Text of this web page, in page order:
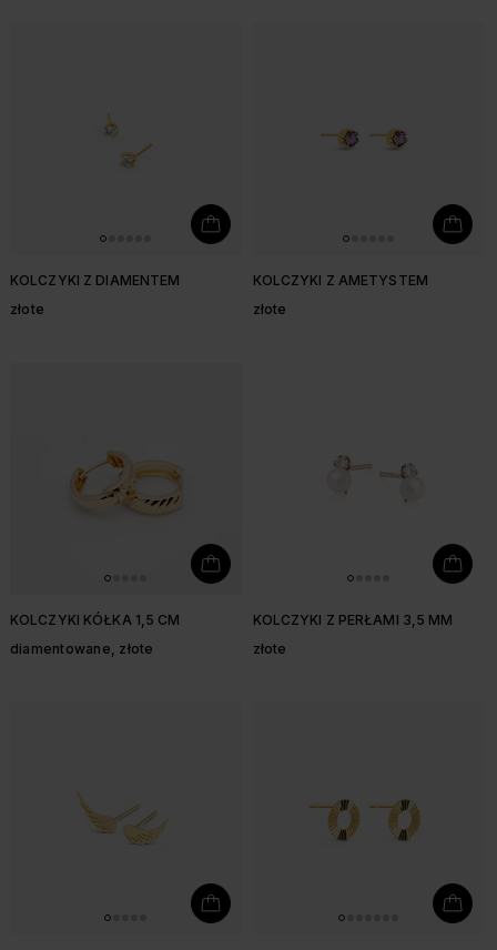
KOLCZYKI Z DIAMENTEM
złote
KOLCZYKI Z AMETYSTEM
złote
KOLCZYKI KÓŁKA 1,5 CM
diamentowane, złote
KOLCZYKI Z PERŁAMI 3,5 MM
złote